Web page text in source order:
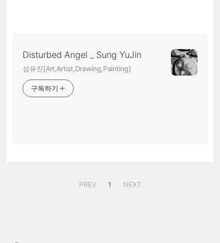
Disturbed Angel _ Sung YuJin
성유진[Art,Artist,Drawing,Painting]
구독하기
PREV 1 NEXT